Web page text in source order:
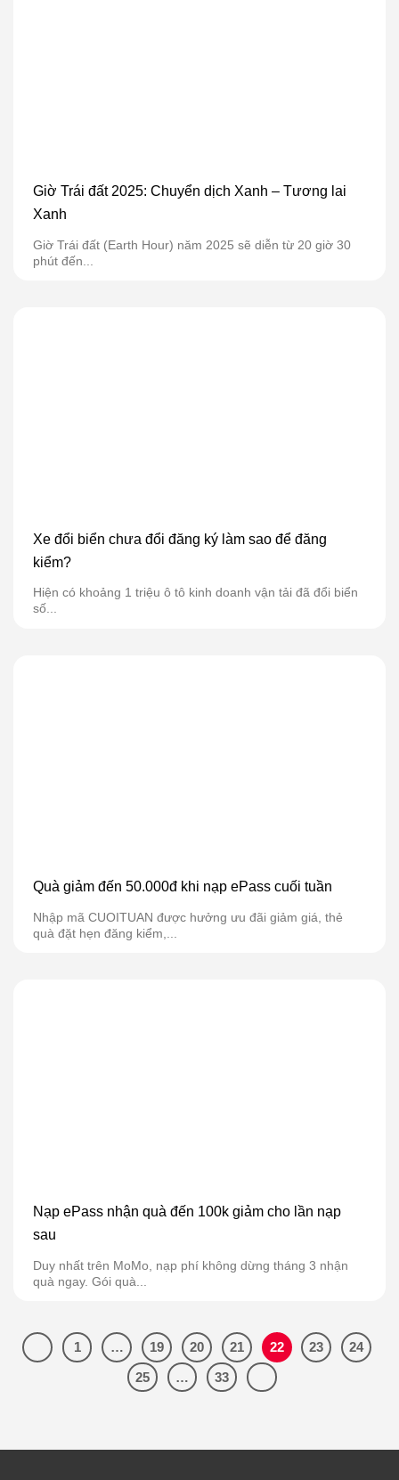
Giờ Trái đất 2025: Chuyển dịch Xanh – Tương lai
Xanh
Giờ Trái đất (Earth Hour) năm 2025 sẽ diễn từ 20 giờ 30
phút đến...
Xe đổi biển chưa đổi đăng ký làm sao để đăng
kiểm?
Hiện có khoảng 1 triệu ô tô kinh doanh vận tải đã đổi biển
số...
Quà giảm đến 50.000đ khi nạp ePass cuối tuần
Nhập mã CUOITUAN được hưởng ưu đãi giảm giá, thẻ
quà đặt hẹn đăng kiểm,...
Nạp ePass nhận quà đến 100k giảm cho lần nạp
sau
Duy nhất trên MoMo, nạp phí không dừng tháng 3 nhận
quà ngay. Gói quà...
1 … 19 20 21 22 23
24
25
… 33